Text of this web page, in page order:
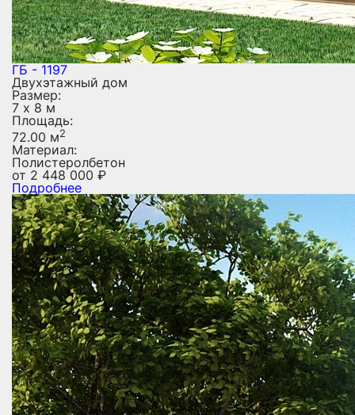
ГБ - 1197
Двухэтажный дом
Размер:
7 х 8 м
Площадь:
72.00 м2
Материал:
Полистеролбетон
от 2 448 000 ₽
Подробнее